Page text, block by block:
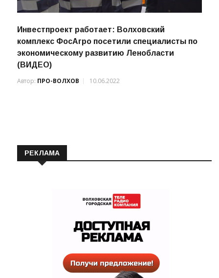
Инвестпроект работает: Волховский
комплекс ФосАгро посетили специалисты по
экономическому развитию Ленобласти
(ВИДЕО)
Автор: ПРО-ВОЛХОВ 10.06.2022
РЕКЛАМА